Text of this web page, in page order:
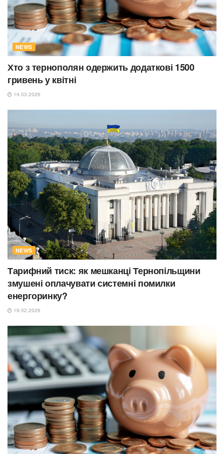
NEWS
Хто з тернополян одержить додаткові 1500
гривень у квітні
14.03.2026
NEWS
Тарифний тиск: як мешканці Тернопільщини
змушені оплачувати системні помилки
енергоринку?
19.02.2026